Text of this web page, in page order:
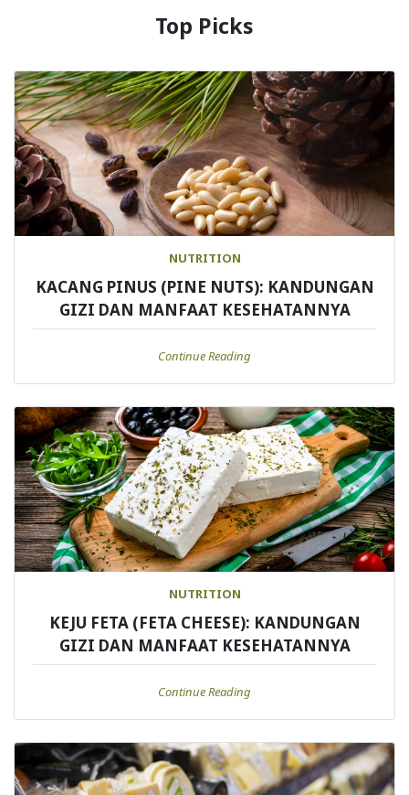
Top Picks
NUTRITION
KACANG PINUS (PINE NUTS): KANDUNGAN
GIZI DAN MANFAAT KESEHATANNYA
Continue Reading
NUTRITION
KEJU FETA (FETA CHEESE): KANDUNGAN
GIZI DAN MANFAAT KESEHATANNYA
Continue Reading